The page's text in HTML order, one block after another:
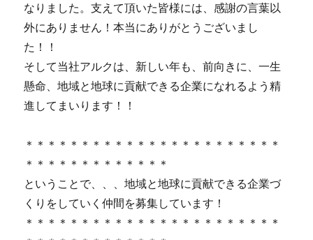
なりました。支えて頂いた皆様には、感謝の言葉以
外にありません！本当にありがとうございまし
た！！
そして当社アルクは、新しい年も、前向きに、一生
懸命、地域と地球に貢献できる企業になれるよう精
進してまいります！！
＊＊＊＊＊＊＊＊＊＊＊＊＊＊＊＊＊＊＊＊＊＊＊
＊＊＊＊＊＊＊＊＊＊＊＊＊
ということで、、、地域と地球に貢献できる企業づ
くりをしていく仲間を募集しています！
＊＊＊＊＊＊＊＊＊＊＊＊＊＊＊＊＊＊＊＊＊＊＊